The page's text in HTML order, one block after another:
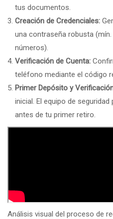
tus documentos.
Creación de Credenciales:
una contraseña robusta
números).
Verificación de Cuenta:
teléfono mediante el código
Primer Depósito y
inicial. El equipo de
antes de tu primer retiro.
Análisis visual del proceso de